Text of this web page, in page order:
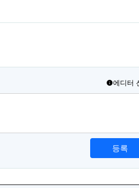
에디터
등록